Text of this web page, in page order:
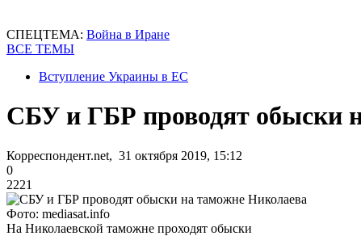
СПЕЦТЕМА: Война в Иране
ВСЕ ТЕМЫ
Вступление Украины в ЕС
СБУ и ГБР проводят обыски
Корреспондент.net, 31 октября 2019, 15:12
0
2221
Фото: mediasat.info
На Николаевской таможне проходят обыски